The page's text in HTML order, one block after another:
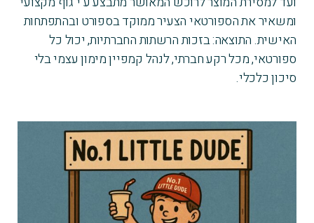
ומשאיר את הספורטאי הצעיר ממוקד בספורט ובהתפתחות
האישית. התוצאה: בזכות הרשתות החברתיות, יכול כל
ספורטאי, מכל רקע חברתי, לנהל קמפיין מימון עצמי בלי
סיכון כלכלי.